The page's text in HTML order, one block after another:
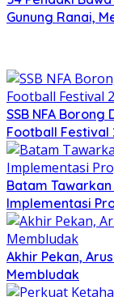
Gunung Ranai,
SSB NFA
Football Festival
Batam
Implementasi
Akhir Pekan,
Membludak